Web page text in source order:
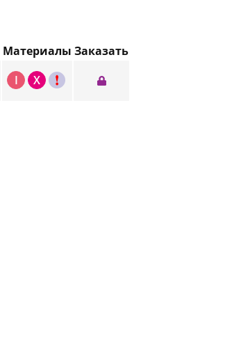
Материалы Заказать
I X C